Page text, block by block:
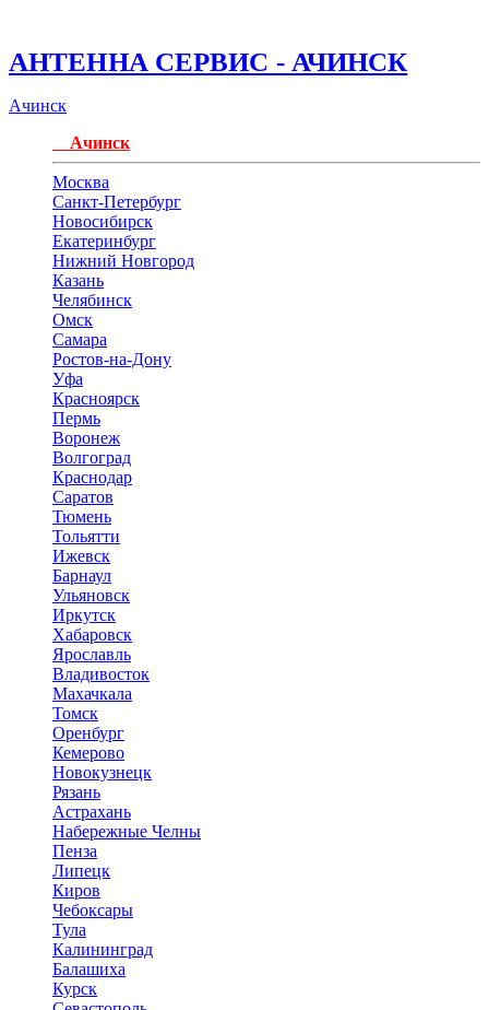
АНТЕННА СЕРВИС - АЧИНСК
Ачинск
Ачинск
Москва
Санкт-Петербург
Новосибирск
Екатеринбург
Нижний Новгород
Казань
Челябинск
Омск
Самара
Ростов-на-Дону
Уфа
Красноярск
Пермь
Воронеж
Волгоград
Краснодар
Саратов
Тюмень
Тольятти
Ижевск
Барнаул
Ульяновск
Иркутск
Хабаровск
Ярославль
Владивосток
Махачкала
Томск
Оренбург
Кемерово
Новокузнецк
Рязань
Астрахань
Набережные Челны
Пенза
Липецк
Киров
Чебоксары
Тула
Калининград
Балашиха
Курск